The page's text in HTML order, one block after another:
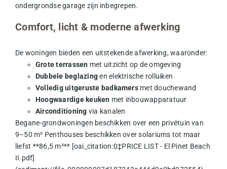
ondergrondse garage zijn inbegrepen.
Comfort, licht & moderne afwerking
De woningen bieden een uitstekende afwerking, waaronder:
Grote terrassen met uitzicht op de omgeving
Dubbele beglazingen elektrische rolluiken
Volledig uitgeruste badkamersmet douchewand
Hoogwaardige keuken met inbouwapparatuur
Airconditioning via kanalen
Begane-grondwoningen beschikken over een privétuin van
9–50 m² Penthouses beschikken over solariums tot maar
liefst **86,5 m²** [oai_citation:0‡PRICE LIST - El Pinet Beach
II.pdf]